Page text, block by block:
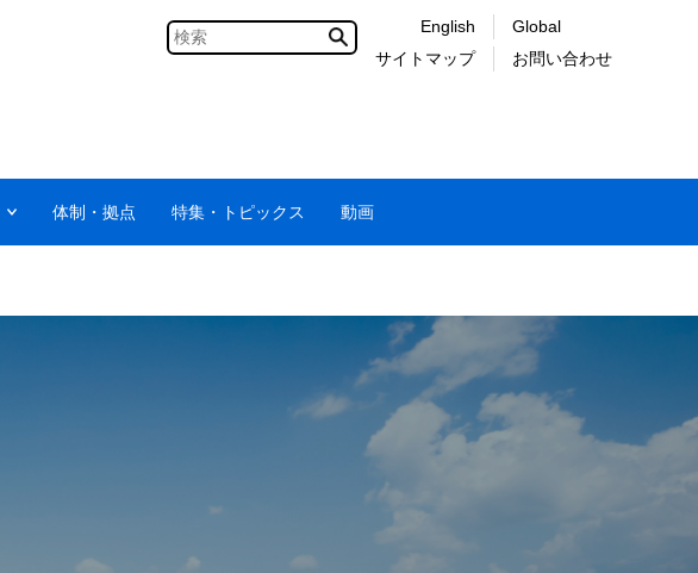
English
サイトマップ
Global
お問い合わせ
体制・拠点 特集・トピックス 動画